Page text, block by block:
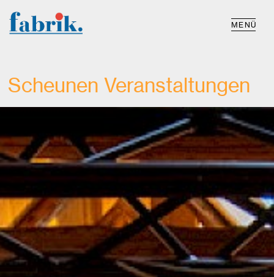
MENÜ
Scheunen Veranstaltungen